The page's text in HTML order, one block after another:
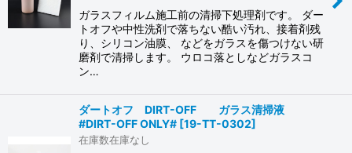
ガラスフィルム施工前の清掃下処理剤です。 ダー
トオフや中性洗剤で落ちない酷い汚れ、接着剤残
り、シリコン油膜、 などをガラスを傷つけない研
磨剤で清掃します。 ウロコ落としなどガラスコ
ン…
ダートオフ DIRT-OFF ガラス清掃液
#DIRT-OFF ONLY# [19-TT-0302]
在庫数在庫なし